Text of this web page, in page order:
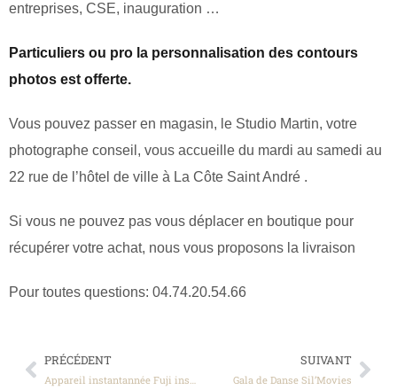
entreprises, CSE, inauguration …
Particuliers ou pro la personnalisation des contours
photos est offerte.
Vous pouvez passer en magasin, le Studio Martin, votre
photographe conseil, vous accueille du mardi au samedi au
22 rue de l’hôtel de ville à La Côte Saint André .
Si vous ne pouvez pas vous déplacer en boutique pour
récupérer votre achat, nous vous proposons la livraison
Pour toutes questions: 04.74.20.54.66
PRÉCÉDENT
Appareil instantannée Fuji instax mini 12 au studio Martin à la Côte Saint André près de Bourgoin Jallieu
SUIVANT
Gala de Danse Sil’Movies